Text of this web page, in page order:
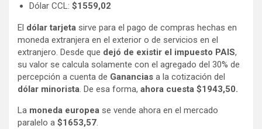
Dólar CCL: $1559,02
El dólar tarjeta sirve para el pago de compras hechas en
moneda extranjera en el exterior o de servicios en el
extranjero. Desde que dejó de existir el impuesto PAIS,
su valor se calcula solamente con el agregado del 30% de
percepción a cuenta de Ganancias a la cotización del
dólar minorista. De esa forma, ahora cuesta $1943,50.
La moneda europea se vende ahora en el mercado
paralelo a $1653,57.